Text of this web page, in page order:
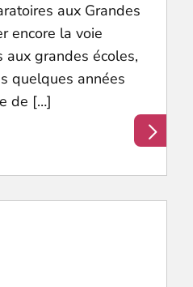
aux Grandes
encore la voie
aux grandes écoles,
quelques années
de […]